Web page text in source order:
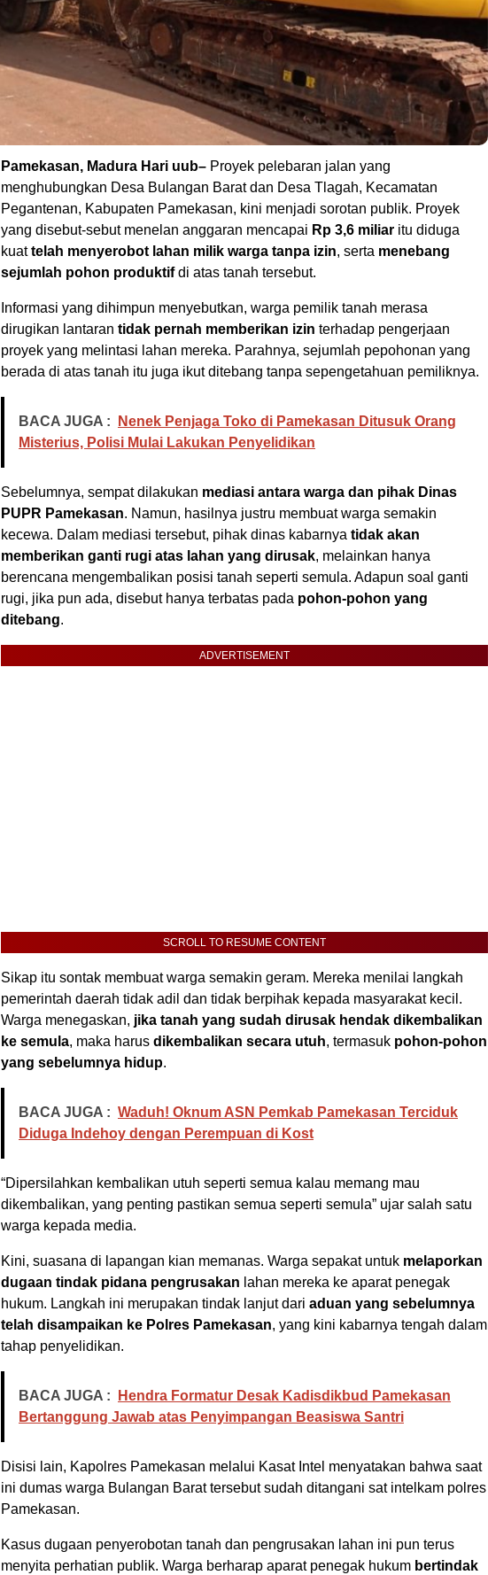
Pamekasan, Madura Hari uub– Proyek pelebaran jalan yang
menghubungkan Desa Bulangan Barat dan Desa Tlagah, Kecamatan
Pegantenan, Kabupaten Pamekasan, kini menjadi sorotan publik. Proyek
yang disebut-sebut menelan anggaran mencapai Rp 3,6 miliar itu diduga
kuattelah menyerobot lahan milik warga tanpa izin, serta menebang
sejumlah pohon produktifdi atas tanah tersebut.
Informasi yang dihimpun menyebutkan, warga pemilik tanah merasa
dirugikan lantaran tidak pernah memberikan izin terhadap pengerjaan
proyek yang melintasi lahan mereka. Parahnya, sejumlah pepohonan yang
berada di atas tanah itu juga ikut ditebang tanpa sepengetahuan pemiliknya.
BACA JUGA :
Nenek Penjaga Toko di Pamekasan Ditusuk Orang
Misterius, Polisi Mulai Lakukan Penyelidikan
Sebelumnya, sempat dilakukan mediasi antara warga dan pihak Dinas
PUPR Pamekasan. Namun, hasilnya justru membuat warga semakin
kecewa. Dalam mediasi tersebut, pihak dinas kabarnya tidak akan
memberikan ganti rugi atas lahan yang dirusak, melainkan hanya
berencana mengembalikan posisi tanah seperti semula. Adapun soal ganti
rugi, jika pun ada, disebut hanya terbatas pada pohon-pohon yang
ditebang.
ADVERTISEMENT
SCROLL TO RESUME CONTENT
Sikap itu sontak membuat warga semakin geram. Mereka menilai langkah
pemerintah daerah tidak adil dan tidak berpihak kepada masyarakat kecil.
Warga menegaskan, jika tanah yang sudah dirusak hendak dikembalikan
ke semula, maka harus dikembalikan secara utuh, termasuk pohon-pohon
yang sebelumnya hidup.
BACA JUGA : Waduh! Oknum ASN Pemkab Pamekasan Terciduk
Diduga Indehoy dengan Perempuan di Kost
“Dipersilahkan kembalikan utuh seperti semua kalau memang mau
dikembalikan, yang penting pastikan semua seperti semula” ujar salah satu
warga kepada media.
Kini, suasana di lapangan kian memanas. Warga sepakat untuk melaporkan
dugaan tindak pidana pengrusakan lahan mereka ke aparat penegak
hukum. Langkah ini merupakan tindak lanjut dari aduan yang sebelumnya
telah disampaikan ke Polres Pamekasan, yang kini kabarnya tengah dalam
tahap penyelidikan.
BACA JUGA :
Hendra Formatur Desak Kadisdikbud Pamekasan
Bertanggung Jawab atas Penyimpangan Beasiswa Santri
Disisi lain, Kapolres Pamekasan melalui Kasat Intel menyatakan bahwa saat
ini dumas warga Bulangan Barat tersebut sudah ditangani sat intelkam polres
Pamekasan.
Kasus dugaan penyerobotan tanah dan pengrusakan lahan ini pun terus
menyita perhatian publik. Warga berharap aparat penegak hukum bertindak